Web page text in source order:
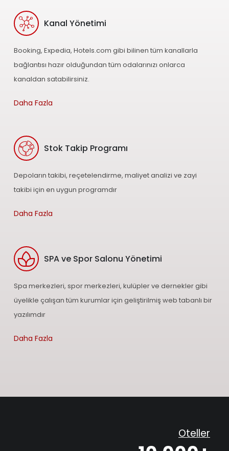
Kanal Yönetimi
Booking, Expedia, Hotels.com gibi bilinen tüm kanallarla
bağlantısı hazır olduğundan tüm odalarınızı onlarca
kanaldan satabilirsiniz.
Daha Fazla
Stok Takip Programı
Depoların takibi, reçetelendirme, maliyet analizi ve zayi
takibi için en uygun programdır
Daha Fazla
SPA ve Spor Salonu Yönetimi
Spa merkezleri, spor merkezleri, kulüpler ve dernekler gibi
üyelikle çalışan tüm kurumlar için geliştirilmiş web tabanlı bir
yazılımdır
Daha Fazla
Oteller